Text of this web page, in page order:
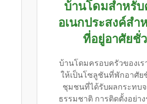
บ้านโดมสำหรับ
อเนกประสงค์สำ
ที่อยู่อาศัยชั่
บ้านโดมครอบครัวของเร
ให้เป็นโซลูชันที่พักอาศัย
ชุมชนที่ได้รับผลกระทบ
ธรรมชาติ การติดตั้งอย่าง